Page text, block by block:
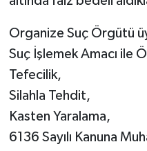
Organize Suç Örgütü
Suç İşlemek Amacı ile
Tefecilik,
Silahla Tehdit,
Kasten Yaralama,
6136 Sayılı Kanuna